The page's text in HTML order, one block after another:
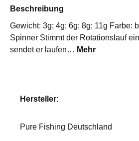
Beschreibung
Gewicht: 3g; 4g; 6g; 8g; 11g Farbe:
Spinner Stimmt der Rotationslauf
sendet er laufen… Mehr
Hersteller:
Pure Fishing Deutschland